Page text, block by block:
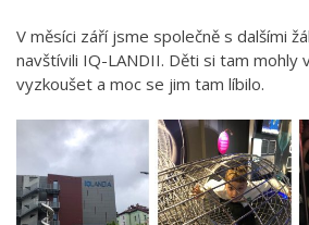
V měsíci září jsme společně s dalšími
navštívili IQ-LANDII. Děti si tam mohly
vyzkoušet a moc se jim tam líbilo.